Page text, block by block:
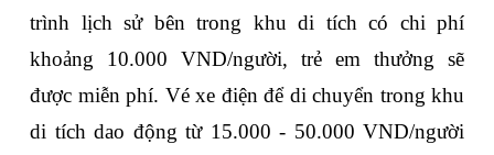
trình lịch sử bên trong khu di tích có chi phí
khoảng 10.000 VND/người, trẻ em thưởng sẽ
được miễn phí. Vé xe điện để di chuyển trong khu
di tích dao động từ 15.000 - 50.000 VND/người